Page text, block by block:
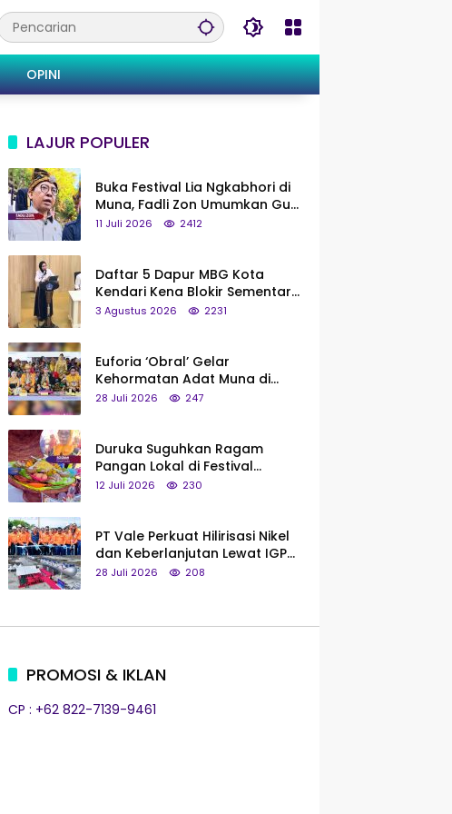
OPINI
LAJUR POPULER
Buka Festival Lia Ngkabhori di
Muna, Fadli Zon Umumkan Gua
Metanduno Segera Naik Status
11 Juli 2026 2412
Daftar 5 Dapur MBG Kota
Kendari Kena Blokir Sementara
dari Pusat
3 Agustus 2026 2231
Euforia ‘Obral’ Gelar
Kehormatan Adat Muna di
Silaturahmi KKMM, Ridwan Bae:
28 Juli 2026 247
Duruka Suguhkan Ragam
Pangan Lokal di Festival
Liangkobhori, Dari Umbi Rebus
12 Juli 2026 230
PT Vale Perkuat Hilirisasi Nikel
dan Keberlanjutan Lewat IGP
Morowali
28 Juli 2026 208
PROMOSI & IKLAN
CP : +62 822-7139-9461